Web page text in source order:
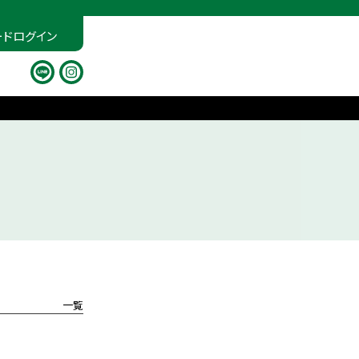
ログイン
一覧